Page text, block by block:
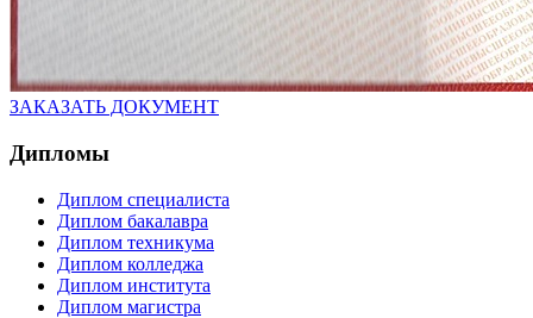
ЗАКАЗАТЬ ДОКУМЕНТ
Дипломы
Диплом специалиста
Диплом бакалавра
Диплом техникума
Диплом колледжа
Диплом института
Диплом магистра